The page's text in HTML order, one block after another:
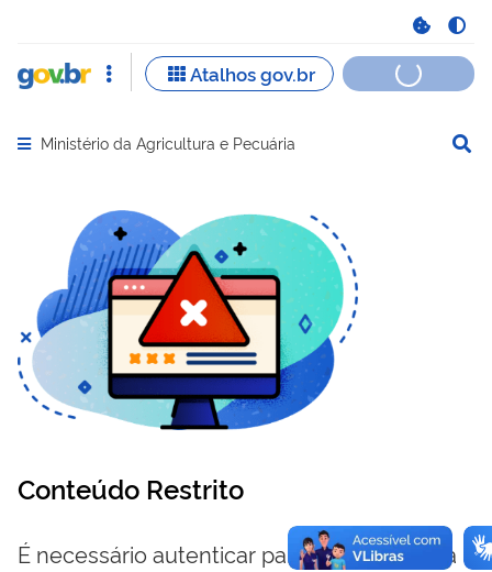
Abrir menu principal de navegação
Ministério da Agricultura e Pecuária
Conteúdo Restrito
É necessário autenticar para visualizar essa